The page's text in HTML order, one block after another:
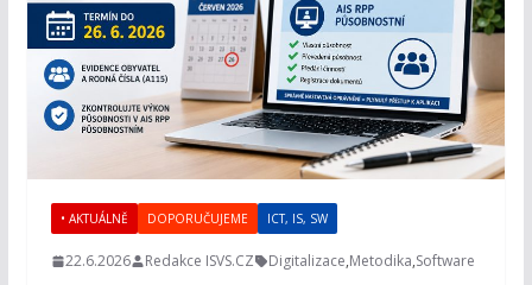
• AKTUÁLNĚ DOPORUČUJEME ICT, IS, SW
22.6.2026 Redakce ISVS.CZ Digitalizace,Metodika,Software